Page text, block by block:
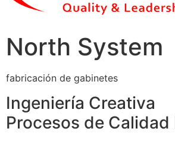
North System
fabricación de gabinetes
Ingeniería Creativa
Procesos de